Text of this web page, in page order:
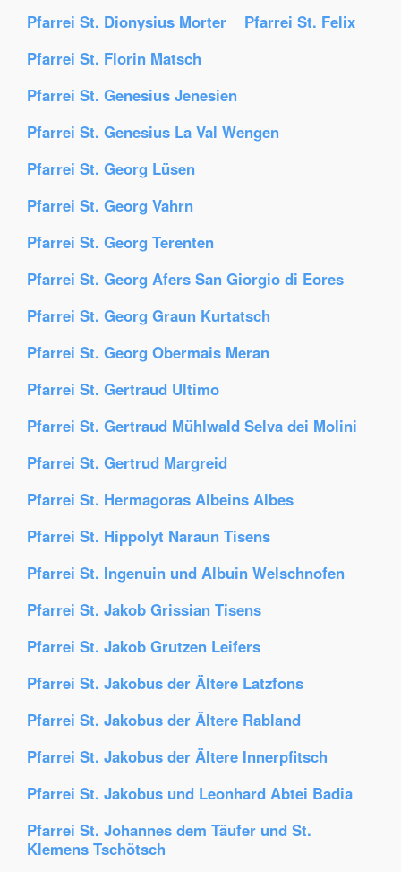
Pfarrei St. Dionysius Morter
Pfarrei St. Felix
Pfarrei St. Florin Matsch
Pfarrei St. Genesius Jenesien
Pfarrei St. Genesius La Val Wengen
Pfarrei St. Georg Lüsen
Pfarrei St. Georg Vahrn
Pfarrei St. Georg Terenten
Pfarrei St. Georg Afers San Giorgio di Eores
Pfarrei St. Georg Graun Kurtatsch
Pfarrei St. Georg Obermais Meran
Pfarrei St. Gertraud Ultimo
Pfarrei St. Gertraud Mühlwald Selva dei Molini
Pfarrei St. Gertrud Margreid
Pfarrei St. Hermagoras Albeins Albes
Pfarrei St. Hippolyt Naraun Tisens
Pfarrei St. Ingenuin und Albuin Welschnofen
Pfarrei St. Jakob Grissian Tisens
Pfarrei St. Jakob Grutzen Leifers
Pfarrei St. Jakobus der Ältere Latzfons
Pfarrei St. Jakobus der Ältere Rabland
Pfarrei St. Jakobus der Ältere Innerpfitsch
Pfarrei St. Jakobus und Leonhard Abtei Badia
Pfarrei St. Johannes dem Täufer und St.
Klemens Tschötsch